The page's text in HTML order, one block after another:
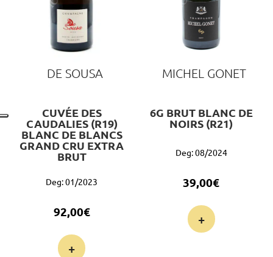
DE SOUSA
CUVÉE DES
CAUDALIES (R19)
BLANC DE BLANCS
GRAND CRU EXTRA
BRUT
Deg: 01/2023
92,00€
+
MICHEL GONET
6G BRUT BLANC DE
NOIRS (R21)
Deg: 08/2024
39,00€
+